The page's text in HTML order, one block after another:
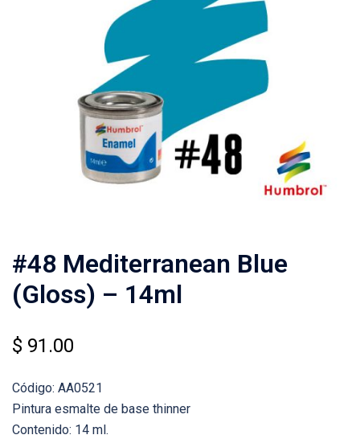
#48 Mediterranean Blue
(Gloss) – 14ml
$ 91.00
Código: AA0521
Pintura esmalte de base thinner
Contenido: 14 ml.